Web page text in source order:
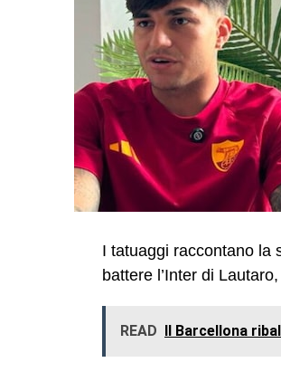
I tatuaggi raccontano la
battere l’Inter di
READ Il Barcellona